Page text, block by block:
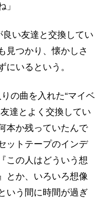
」
い友達と交換してい
見つかり、懐かしさ
にいるという。
の曲を入れた“マイベ
達とよく交換してい
本か残っていたんで
ットテープのインデ
この人はどういう想
とか、いろいろ想像
いう間に時間が過ぎ